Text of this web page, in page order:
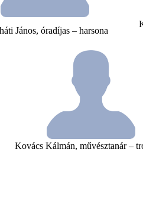
János, óradíjas – harsona
Kovács Kálmán, művésztanár –